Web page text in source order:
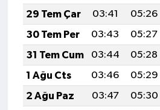
29 Tem Çar
03:41 05:26
30 Tem Per
03:43 05:27
31 Tem Cum
03:44 05:28
1 Ağu Cts
03:46 05:29
2 Ağu Paz
03:47 05:30